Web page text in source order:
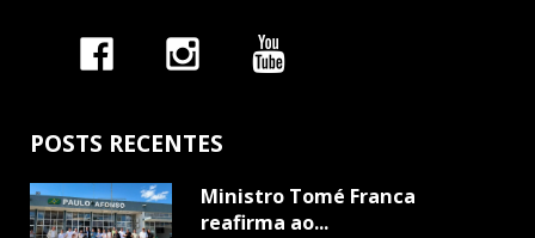
POSTS RECENTES
Ministro Tomé Franca
reafirma ao...